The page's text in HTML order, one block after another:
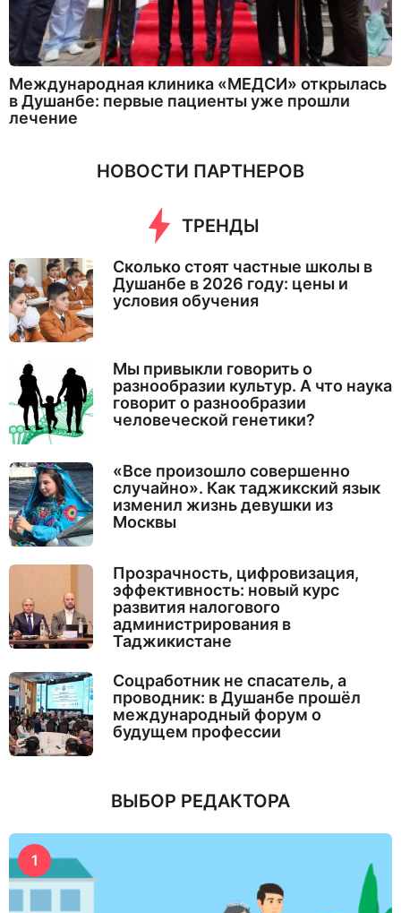
Международная клиника «МЕДСИ» открылась
в Душанбе: первые пациенты уже прошли
лечение
НОВОСТИ ПАРТНЕРОВ
ТРЕНДЫ
Сколько стоят частные школы в
Душанбе в 2026 году: цены и
условия обучения
Мы привыкли говорить о
разнообразии культур. А что наука
говорит о разнообразии
человеческой генетики?
«Все произошло совершенно
случайно». Как таджикский язык
изменил жизнь девушки из
Москвы
Прозрачность, цифровизация,
эффективность: новый курс
развития налогового
администрирования в
Таджикистане
Соцработник не спасатель, а
проводник: в Душанбе прошёл
международный форум о
будущем профессии
ВЫБОР РЕДАКТОРА
1